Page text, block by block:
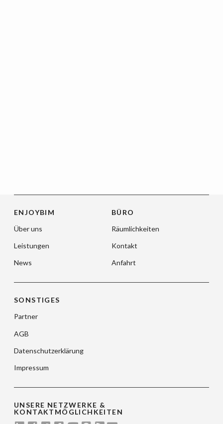
ENJOYBIM
Über uns
Leistungen
News
BÜRO
Räumlichkeiten
Kontakt
Anfahrt
SONSTIGES
Partner
AGB
Datenschutzerklärung
Impressum
UNSERE NETZWERKE &
KONTAKTMÖGLICHKEITEN